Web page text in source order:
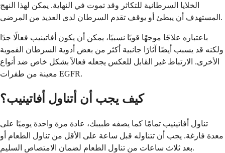
الخلايا السرطانية للتكاثر وقد تموت في النهاية. يمكن لهذا النهج
المستهدف أن يبطئ أو يوقف تقدم السرطان لدى العديد من المرضى.
باعتباره علاجًا موجهًا قويًا نسبيًا، يمكن أن يكون أفاتينيب فعالًا جدًا
ولكنه قد يسبب أيضًا آثارًا جانبية أكثر من بعض أدوية السرطان الفموية
الأخرى. الارتباط غير القابل للعكس يجعله فعالاً بشكل خاص ضد أنواع
معينة من طفرات EGFR.
كيف يجب أن أتناول أفاتينيب؟
تناول أفاتينيب تمامًا كما يصفه طبيبك، عادة مرة واحدة يوميًا على
معدة فارغة. يجب أن تتناوله قبل ساعة على الأقل من تناول الطعام أو
بعد ثلاث ساعات من تناول الطعام لضمان الامتصاص السليم.